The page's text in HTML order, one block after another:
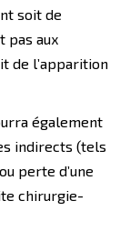
soit de
pas aux
de l’apparition
également
indirects (tels
perte d’une
chirurgie-